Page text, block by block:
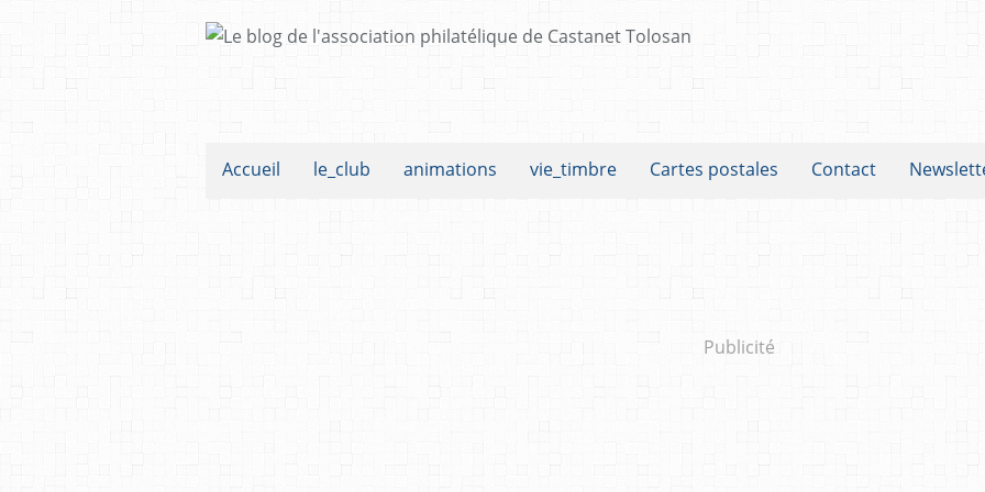
Accueil le_club animations vie_timbre Cartes postales Contact
Publicité